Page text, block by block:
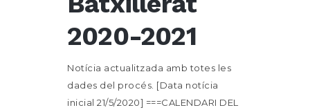
2020-2021
Notícia actualitzada amb totes les
dades del procés. [Data notícia
inicial 21/5/2020] ===CALENDARI DEL